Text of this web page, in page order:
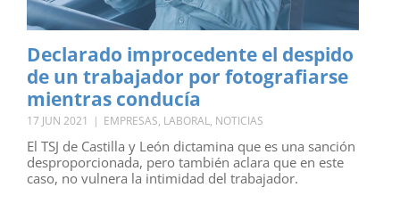
Declarado improcedente el despido
de un trabajador por fotografiarse
mientras conducía
17 JUN 2021 | EMPRESAS, LABORAL, NOTICIAS
El TSJ de Castilla y León dictamina que es una sanción
desproporcionada, pero también aclara que en este
caso, no vulnera la intimidad del trabajador.